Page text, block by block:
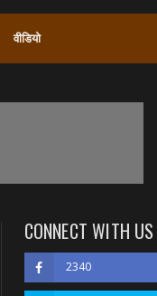
वीडियो
CONNECT WITH US
2340